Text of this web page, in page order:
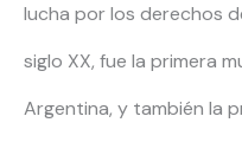
lucha por los derechos
siglo XX, fue la primera
Argentina, y también la